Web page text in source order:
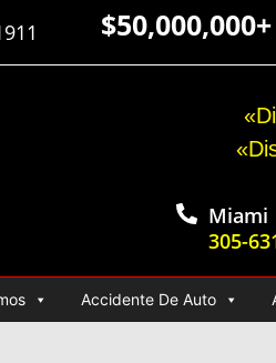
$50,000,000+
Miami
305-
Accidente De Auto